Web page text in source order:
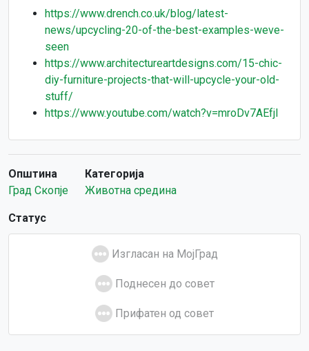
https://www.drench.co.uk/blog/latest-
news/upcycling-20-of-the-best-examples-weve-
seen
https://www.architectureartdesigns.com/15-chic-
diy-furniture-projects-that-will-upcycle-your-old-
stuff/
https://www.youtube.com/watch?v=mroDv7AEfjI
Општина
Град Скопје
Категорија
Животна средина
Статус
Изгласан на МојГрад
Поднесен до совет
Прифатен од совет